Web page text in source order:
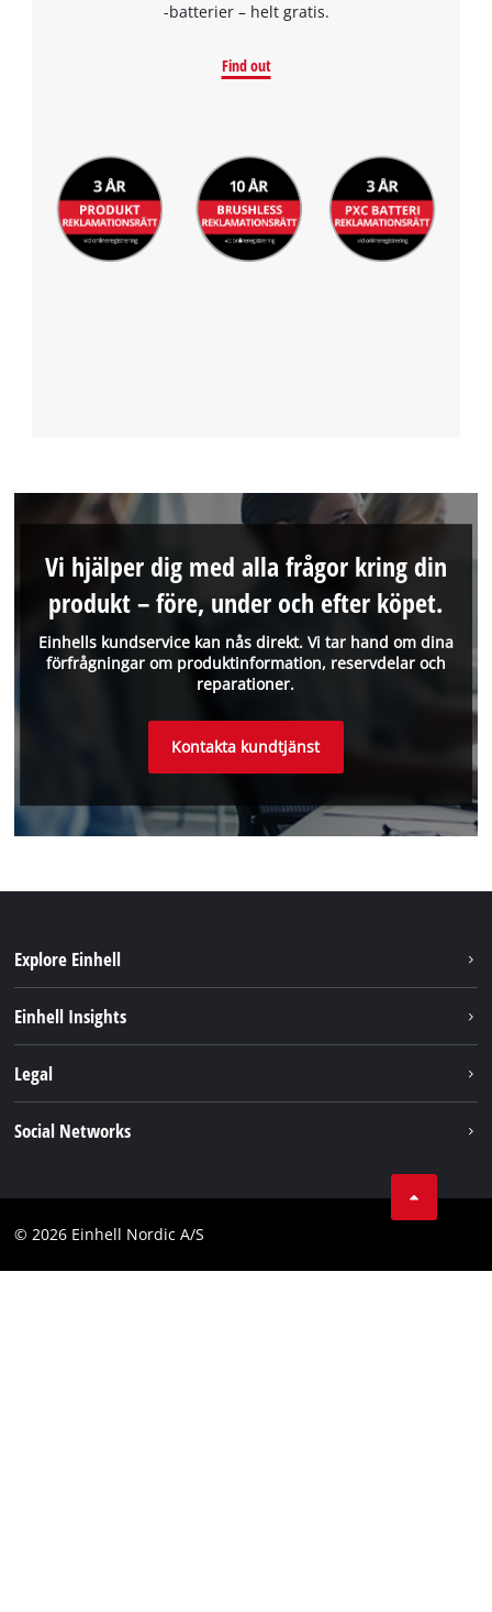
-batterier – helt gratis.
Find out
Einhells kundservice kan nås direkt. Vi tar hand om dina
förfrågningar om produktinformation, reservdelar och
reparationer.
Vi hjälper dig med alla frågor kring din
produkt – före, under och efter köpet.
Kontakta kundtjänst
Explore Einhell
Einhell globalt
Einhell Insights
Legal
Compliance
Social Networks
Linkedin
© 2026 Einhell Nordic A/S